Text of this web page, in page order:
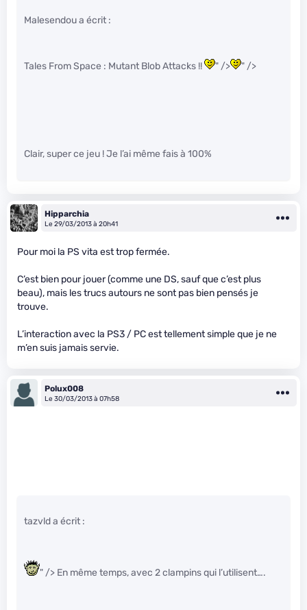
Malesendou a écrit :
Tales From Space : Mutant Blob Attacks !! " /> " />
Clair, super ce jeu ! Je l’ai même fais à 100%
Hipparchia
Le 29/03/2013 à 20h41
Pour moi la PS vita est trop fermée.
C’est bien pour jouer (comme une DS, sauf que c’est plus
beau), mais les trucs autours ne sont pas bien pensés je
trouve.
L’interaction avec la PS3 / PC est tellement simple que je ne
m’en suis jamais servie.
Polux008
Le 30/03/2013 à 07h58
tazvld a écrit :
" /> En même temps, avec 2 clampins qui l’utilisent….